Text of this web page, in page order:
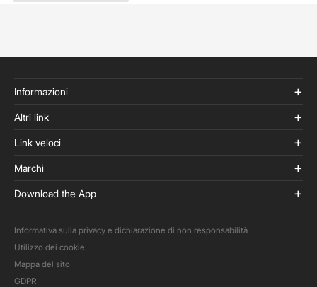
Informazioni
Altri link
Link veloci
Marchi
Download the App
Informativa sulla privacy e dichiarazione di non responsabilità
Utilizzo dei cookie
Mappa del sito
GDPR